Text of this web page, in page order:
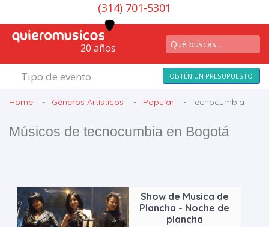
(314) 701-5301
20 años
Tipo de evento OBTÉN UN PRESUPUESTO
Home Géneros Artísticos Popular Tecnocumbia
Músicos de tecnocumbia en Bogotá
Show de Musica de
Plancha - Noche de
plancha